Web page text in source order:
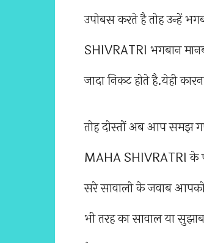
उपोबस करते है तोह उन्हें
SHIVRATRI भगबान
जादा निकट होते है.येही
तोह दोस्तों अब आप समझ
MAHA SHIVRATRI के
सरे सावालो के जवाब
भी तरह का सावाल या